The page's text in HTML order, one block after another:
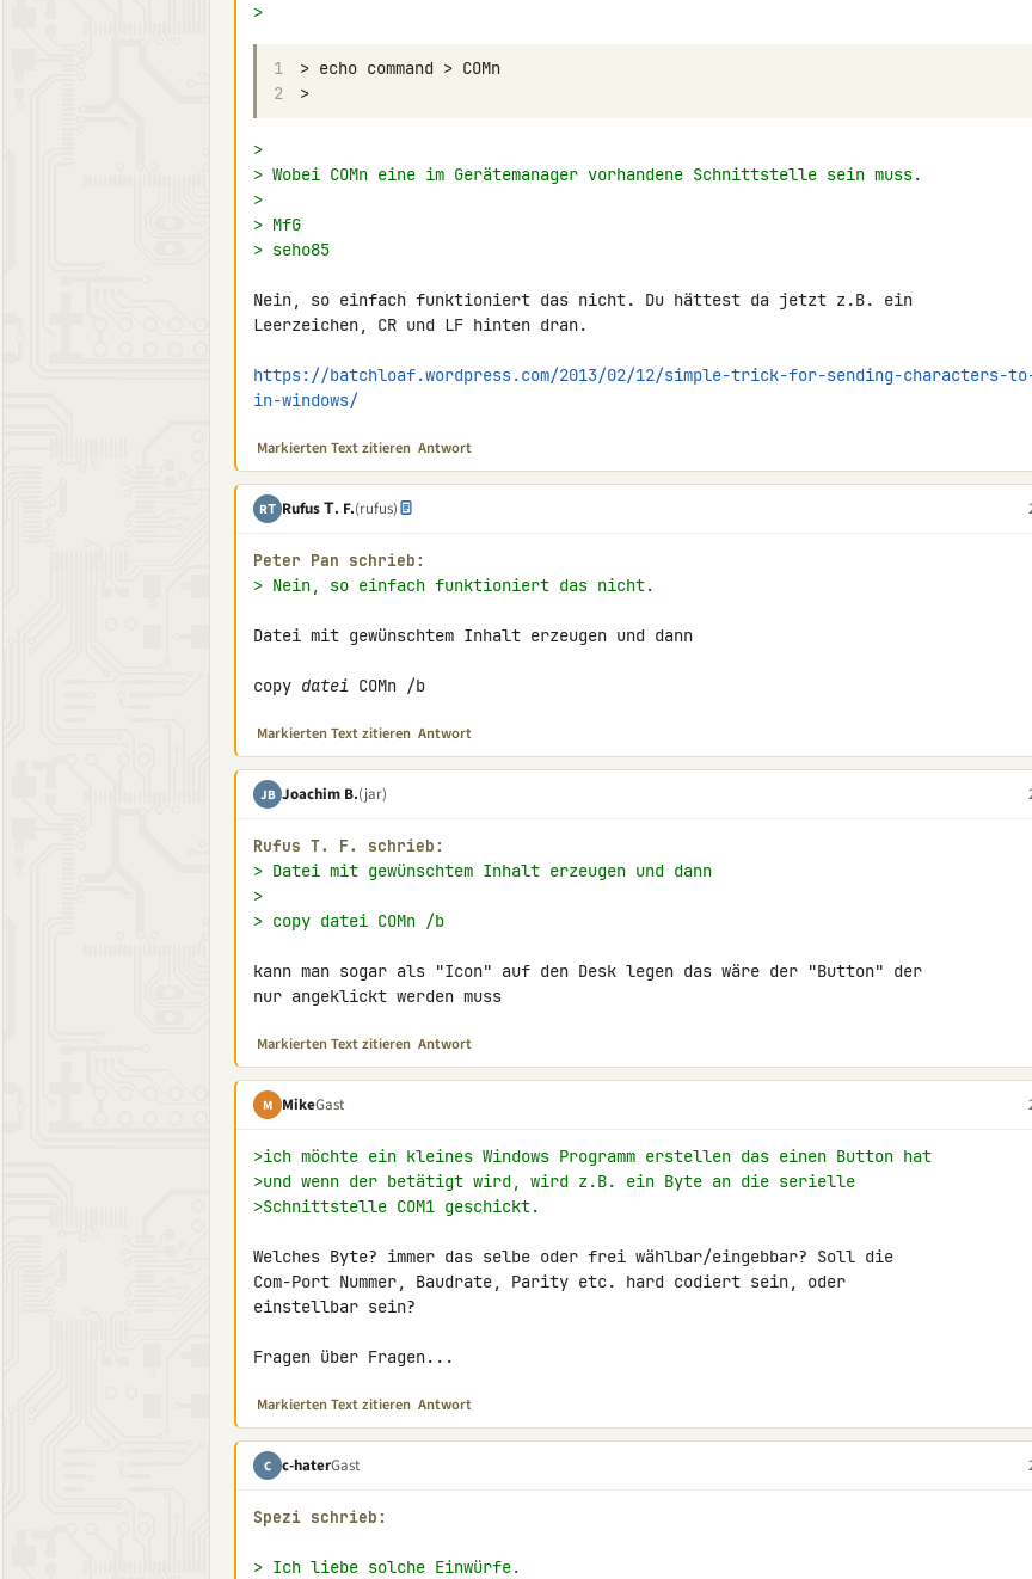
>
1
2
>
> Wobei COMn eine im Gerätemanager vorhandene Schnittstelle sein muss.
>
> MfG
> seho85
Nein, so einfach funktioniert das nicht. Du hättest da jetzt z.B. ein
Leerzeichen, CR und LF hinten dran.
https://batchloaf.wordpress.com/2013/02/12/simple-trick-for-sending-characters-
in-windows/
Markierten Text zitieren Antwort
RΤ Rufus Τ. F.(rufus)
Peter Pan schrieb:
> Nein, so einfach funktioniert das nicht.
Datei mit gewünschtem Inhalt erzeugen und dann
copy datei COMn /b
Markierten Text zitieren Antwort
JB Joachim B.(jar)
Rufus Τ. F. schrieb:
> Datei mit gewünschtem Inhalt erzeugen und dann
>
> copy datei COMn /b
kann man sogar als "Icon" auf den Desk legen das wäre der "Button" der
nur angeklickt werden muss
Markierten Text zitieren Antwort
M MikeGast
>ich möchte ein kleines Windows Programm erstellen das einen Button hat
>und wenn der betätigt wird, wird z.B. ein Byte an die serielle
>Schnittstelle COM1 geschickt.
Welches Byte? immer das selbe oder frei wählbar/eingebbar? Soll die
Com-Port Nummer, Baudrate, Parity etc. hard codiert sein, oder
einstellbar sein?
Fragen über Fragen...
Markierten Text zitieren Antwort
C c-haterGast
Spezi schrieb:
> Ich liebe solche Einwürfe.